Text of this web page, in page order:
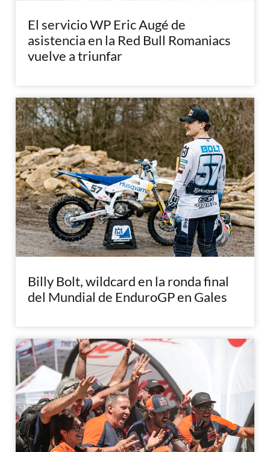
El servicio WP Eric Augé de
asistencia en la Red Bull Romaniacs
vuelve a triunfar
Billy Bolt, wildcard en la ronda final
del Mundial de EnduroGP en Gales